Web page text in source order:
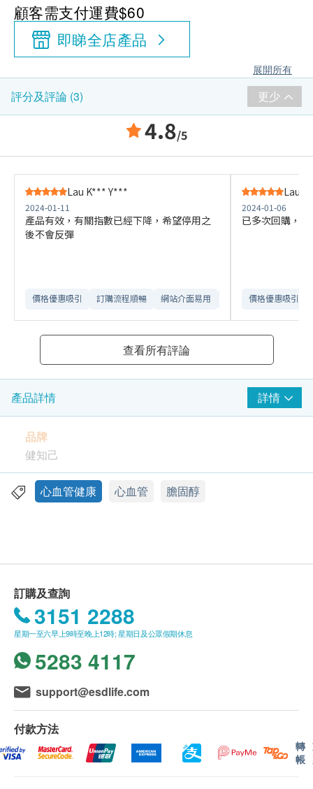
顧客需支付運費$60
即睇全店產品
展開所有
評分及評論 (3) 更少
4.8/5
Lau K*** Y***
2024-01-11
產品有效，有關指數已經下降，希望停用之
後不會反彈
價格優惠吸引 訂購流程順暢 網站介面易用 送貨安排流暢
Lau
2024-01-06
已多次回購，
價格優惠吸引
查看所有評論
產品詳情 詳情
品牌
健知己
功效
莫那可林功能
食物會在人體腸胃裡被分解成脂肪酸以及甘油，再由
小腸所吸收；
而後通過血管以及淋巴管輸送到肝臟，再於肝臟中被
轉化。
紅麴中的莫那可林，或有助心血管健康。
人體最適比例
人體每天對莫那可林的建議最佳服用量為 8 - 12 毫
心血管健康 心血管 膽固醇
訂購及查詢
3151 2288
星期一至六早上9時至晚上12時; 星期日及公眾假期休息
5283 4117
support@esdlife.com
付款方法
轉
帳